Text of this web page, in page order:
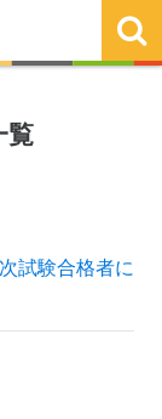
覧
試験合格者に